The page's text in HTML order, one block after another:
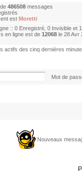
486508 messages
est Moretti
:: 0 Enregistré, 0 Invisible et
en ligne est de 12068 le 28 Avr
actifs des cinq dernières
Mot de
Nouveaux